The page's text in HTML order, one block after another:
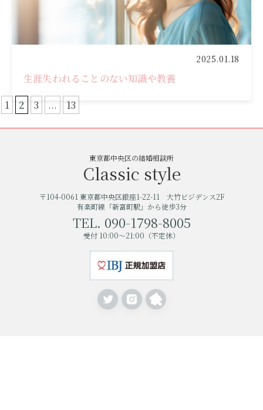
2025.01.18
生涯失われることのない知識や教養
1
2 3 ... 13
東京都中央区の結婚相談所
Classic style
〒104-0061 東京都中央区銀座1-22-11 大竹ビジデンス2F
有楽町線「新富町駅」から徒歩3分
TEL. 090-1798-8005
受付 10:00〜21:00（不定休）